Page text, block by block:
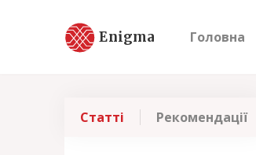
Enigma Головна
Статті Рекомендації